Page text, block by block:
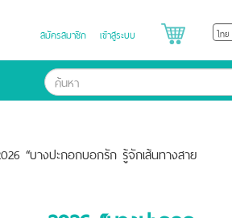
สมัครสมาชิก เข้าสู่ระบบ
“บางปะกอกบอกรัก รู้จักเส้นทางสาย